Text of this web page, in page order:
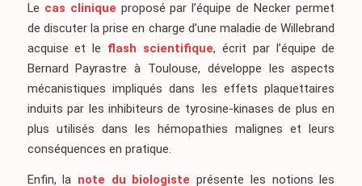
Le cas clinique proposé par l’équipe de Necker permet
de discuter la prise en charge d’une maladie de Willebrand
acquise et le flash scientifique, écrit par l’équipe de
Bernard Payrastre à Toulouse, développe les aspects
mécanistiques impliqués dans les effets plaquettaires
induits par les inhibiteurs de tyrosine-kinases de plus en
plus utilisés dans les hémopathies malignes et leurs
conséquences en pratique.
Enfin, la note du biologiste présente les notions les